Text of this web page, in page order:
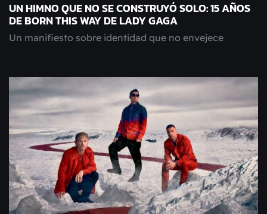
UN HIMNO QUE NO SE CONSTRUYÓ SOLO: 15 AÑOS
DE BORN THIS WAY DE LADY GAGA
Un manifiesto sobre identidad que no envejece